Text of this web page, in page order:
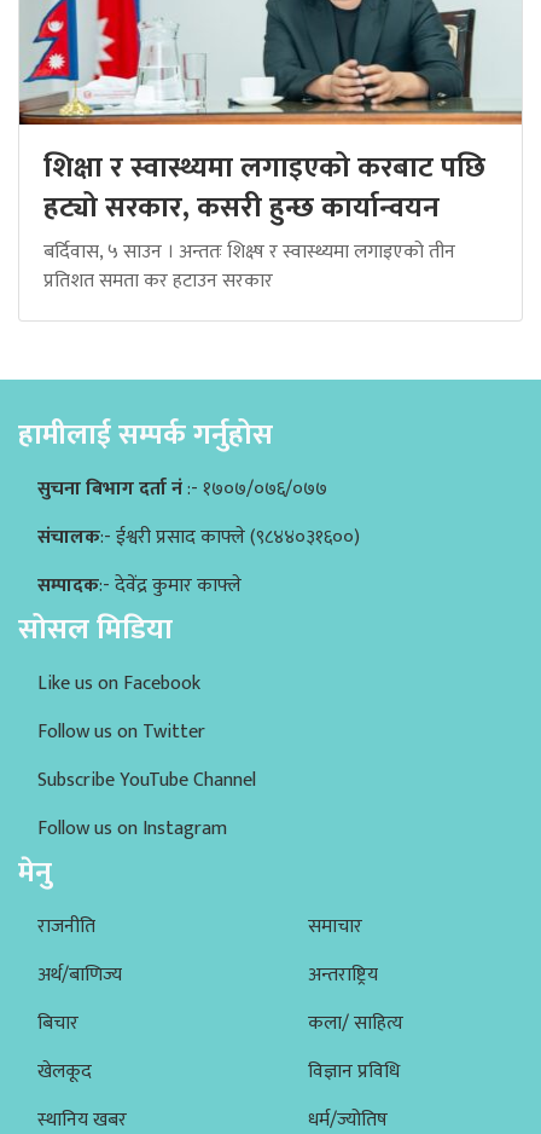
शिक्षा र स्वास्थ्यमा लगाइएको करबाट पछि
हट्यो सरकार, कसरी हुन्छ कार्यान्वयन
बर्दिवास, ५ साउन । अन्ततः शिक्ष्ष र स्वास्थ्यमा लगाइएको तीन
प्रतिशत समता कर हटाउन सरकार
हामीलाई सम्पर्क गर्नुहोस
सुचना बिभाग दर्ता नं:- १७०७/०७६/०७७
संचालक:- ईश्वरी प्रसाद काफ्ले (९८४४०३१६००)
सम्पादक:- देवेंद्र कुमार काफ्ले
सोसल मिडिया
Like us on Facebook
Follow us on Twitter
Subscribe YouTube Channel
Follow us on Instagram
मेनु
राजनीति
अर्थ/बाणिज्य
बिचार
खेलकूद
स्थानिय खबर
समाचार
अन्तराष्ट्रिय
कला/ साहित्य
विज्ञान प्रविधि
धर्म/ज्योतिष